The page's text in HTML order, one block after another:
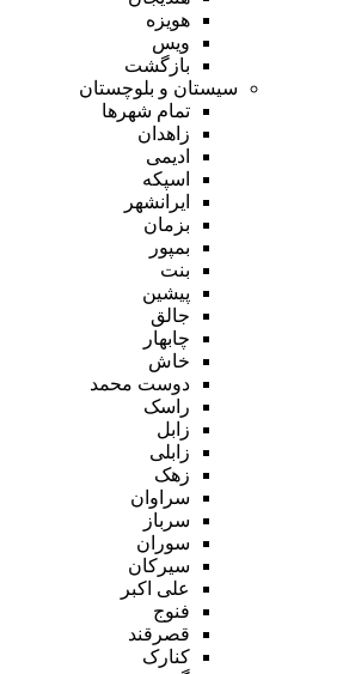
هویزه
ویس
بازگشت
سیستان و بلوچستان
تمام شهر‌ها
زاهدان
ادیمی
اسپکه
ایرانشهر
بزمان
بمپور
بنت
پیشین
جالق
چابهار
خاش
دوست محمد
راسک
زابل
زابلی
زهک
سراوان
سرباز
سوران
سیرکان
علی اکبر
فنوج
قصرقند
کنارک